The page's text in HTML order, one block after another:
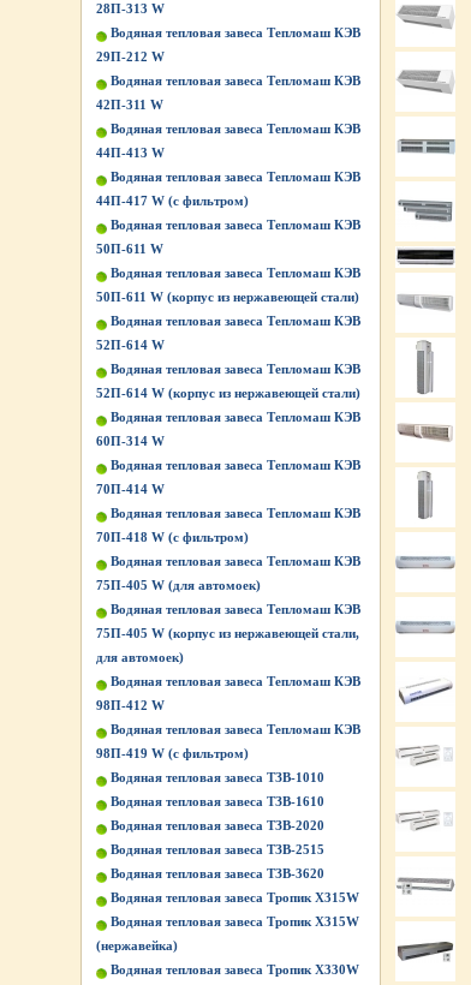
28П-313 W
Водяная тепловая завеса Тепломаш КЭВ
29П-212 W
Водяная тепловая завеса Тепломаш КЭВ
42П-311 W
Водяная тепловая завеса Тепломаш КЭВ
44П-413 W
Водяная тепловая завеса Тепломаш КЭВ
44П-417 W (с фильтром)
Водяная тепловая завеса Тепломаш КЭВ
50П-611 W
Водяная тепловая завеса Тепломаш КЭВ
50П-611 W (корпус из нержавеющей стали)
Водяная тепловая завеса Тепломаш КЭВ
52П-614 W
Водяная тепловая завеса Тепломаш КЭВ
52П-614 W (корпус из нержавеющей стали)
Водяная тепловая завеса Тепломаш КЭВ
60П-314 W
Водяная тепловая завеса Тепломаш КЭВ
70П-414 W
Водяная тепловая завеса Тепломаш КЭВ
70П-418 W (с фильтром)
Водяная тепловая завеса Тепломаш КЭВ
75П-405 W (для автомоек)
Водяная тепловая завеса Тепломаш КЭВ
75П-405 W (корпус из нержавеющей стали,
для автомоек)
Водяная тепловая завеса Тепломаш КЭВ
98П-412 W
Водяная тепловая завеса Тепломаш КЭВ
98П-419 W (с фильтром)
Водяная тепловая завеса ТЗВ-1010
Водяная тепловая завеса ТЗВ-1610
Водяная тепловая завеса ТЗВ-2020
Водяная тепловая завеса ТЗВ-2515
Водяная тепловая завеса ТЗВ-3620
Водяная тепловая завеса Тропик X315W
Водяная тепловая завеса Тропик X315W
(нержавейка)
Водяная тепловая завеса Тропик X330W